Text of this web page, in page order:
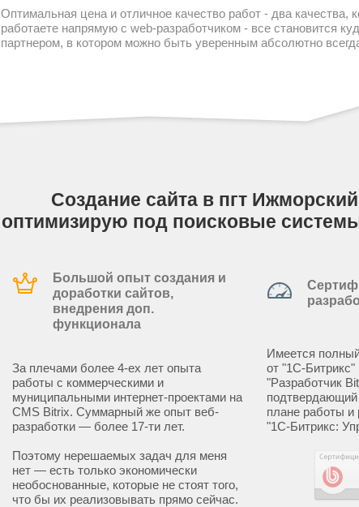
Оптимальная цена и отличное качество работ - два
работаете напрямую с web-разработчиком - все становится
партнером, в котором можно быть уверенным абсолютно
Создание сайта в пгт
оптимизирую под поисковые
Большой опыт создания и
доработки сайтов,
внедрения доп.
функционала
За плечами более 4-ех лет опыта
работы с коммерческими и
муниципальными интернет-проектами на
CMS Bitrix. Суммарный же опыт веб-
разработки — более 17-ти лет.
Поэтому нерешаемых задач для меня
нет — есть только экономически
необоснованные, которые не стоят того,
что бы их реализовывать прямо сейчас.
Имеется
от "1С-
"Разработчик
подтвердающий
плане работы и
"1С-Битрикс: